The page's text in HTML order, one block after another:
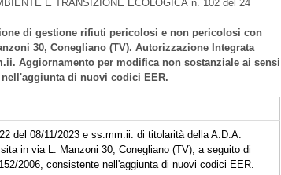
E TRANSIZIONE ECOLOGICA n. 102 del 24
di gestione rifiuti pericolosi e non pericolosi con
30, Conegliano (TV). Autorizzazione Integrata
Aggiornamento per modifica non sostanziale ai sensi
di nuovi codici EER.
del 08/11/2023 e ss.mm.ii. di titolarità della A.D.A.
in via L. Manzoni 30, Conegliano (TV), a seguito di
2006, consistente nell'aggiunta di nuovi codici EER.